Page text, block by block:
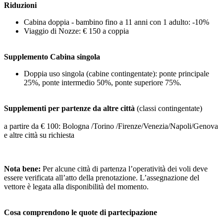
Riduzioni
Cabina doppia - bambino fino a 11 anni con 1 adulto: -10%
Viaggio di Nozze: € 150 a coppia
Supplemento Cabina singola
Doppia uso singola (cabine contingentate): ponte principale
25%, ponte intermedio 50%, ponte superiore 75%.
Supplementi per partenze da altre città (classi contingentate)
a partire da € 100: Bologna /Torino /Firenze/Venezia/Napoli/Genova
e altre città su richiesta
Nota bene: Per alcune città di partenza l’operatività dei voli deve
essere verificata all’atto della prenotazione. L’assegnazione del
vettore è legata alla disponibilità del momento.
Cosa comprendono le quote di partecipazione